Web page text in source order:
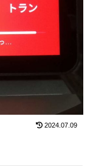
2024.07.09